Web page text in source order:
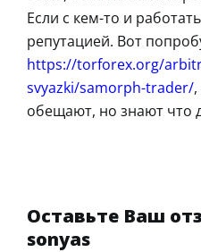
Если с кем-то и
репутацией. Вот
https://torforex.org/
svyazki/samorph-trader/
обещают, но знают что
Оставьте Ваш
sonyas